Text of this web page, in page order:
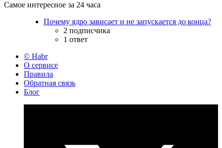
Самое интересное за 24 часа
Почему ядро зависает и не запускается до конца?
2 подписчика
1 ответ
© Habr
О сервисе
Правила
Обратная связь
Блог